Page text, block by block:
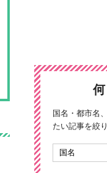
国名・都市名
たい記事を絞